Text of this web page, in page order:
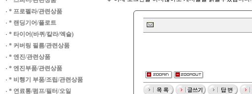
· * 프로펠라/관련상품
· * 랜딩기어/플로트
· * 타이어(바퀴/칼라/엑슬)
· * 커버링 필름/관련상품
· * 엔진/관련상품
· * 엔진부품/관련상품
· * 비행기 부품/조립/관련상품
· * 연료통/펌프/필터/오일